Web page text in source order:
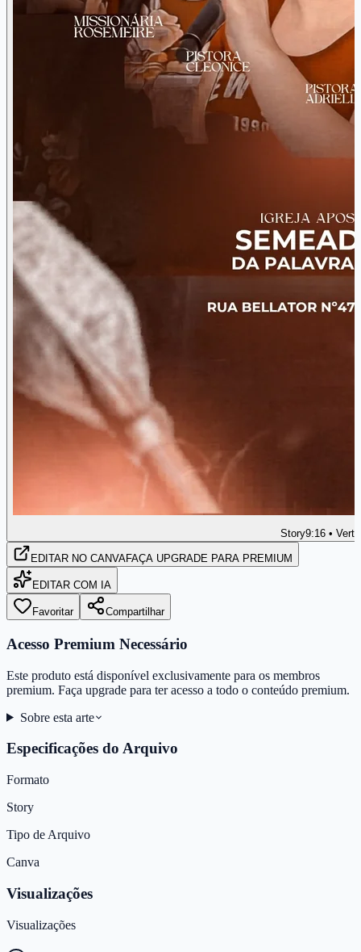
Story9:16 •
EDITAR NO CANVAFAÇA UPGRADE PARA PREMIUM
EDITAR COM IA
Favoritar Compartilhar
Acesso Premium Necessário
Este produto está disponível exclusivamente para os membros
premium. Faça upgrade para ter acesso a todo o conteúdo premium.
Sobre esta arte
Especificações do Arquivo
Formato
Story
Tipo de Arquivo
Canva
Visualizações
Visualizações